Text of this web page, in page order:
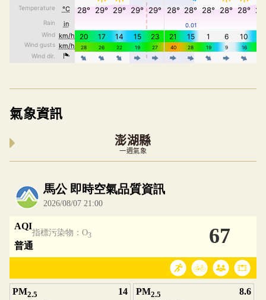
氣象資訊
澎湖縣
一週氣象
內嵌空氣品質小工具為視覺預覽，完整即時空